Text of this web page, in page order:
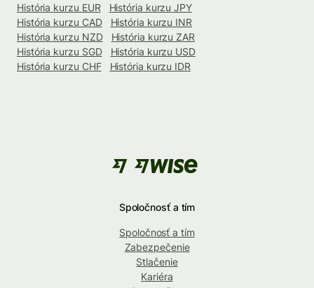
História kurzu EUR
História kurzu JPY
História kurzu CAD
História kurzu INR
História kurzu NZD
História kurzu ZAR
História kurzu SGD
História kurzu USD
História kurzu CHF
História kurzu IDR
Spoločnosť a tím
Spoločnosť a tím
Zabezpečenie
Stlačenie
Kariéra